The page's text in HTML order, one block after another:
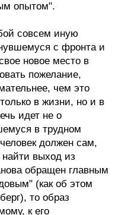
опытом".
совсем иную
с фронта и
новое место в
пожелание,
чем это
в жизни, но и в
идет не о
в трудном
должен сам,
выход из
обращен главным
(как об этом
то образ
к его